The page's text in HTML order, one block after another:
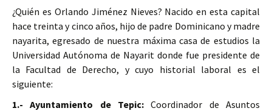
¿Quién es Orlando Jiménez Nieves? Nacido en esta capital
hace treinta y cinco años, hijo de padre Dominicano y madre
nayarita, egresado de nuestra máxima casa de estudios la
Universidad Autónoma de Nayarit donde fue presidente de
la Facultad de Derecho, y cuyo historial laboral es el
siguiente:
1.- Ayuntamiento de Tepic: Coordinador de Asuntos